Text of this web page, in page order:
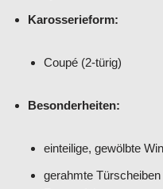
Karosserieform:
Coupé (2-türig)
Besonderheiten:
einteilige, gewölbte
gerahmte